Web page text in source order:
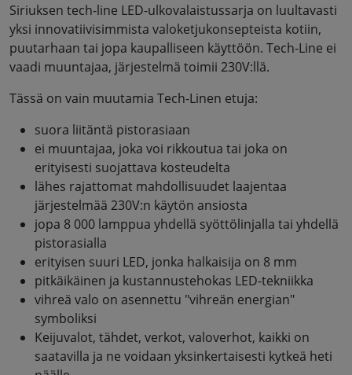
Siriuksen tech-line LED-ulkovalaistussarja on luultavasti
yksi innovatiivisimmista valoketjukonsepteista kotiin,
puutarhaan tai jopa kaupalliseen käyttöön. Tech-Line ei
vaadi muuntajaa, järjestelmä toimii 230V:llä.
Tässä on vain muutamia Tech-Linen etuja:
suora liitäntä pistorasiaan
ei muuntajaa, joka voi rikkoutua tai joka on
erityisesti suojattava kosteudelta
lähes rajattomat mahdollisuudet laajentaa
järjestelmää 230V:n käytön ansiosta
jopa 8 000 lamppua yhdellä syöttölinjalla tai yhdellä
pistorasialla
erityisen suuri LED, jonka halkaisija on 8 mm
pitkäikäinen ja kustannustehokas LED-tekniikka
vihreä valo on asennettu "vihreän energian"
symboliksi
Keijuvalot, tähdet, verkot, valoverhot, kaikki on
saatavilla ja ne voidaan yksinkertaisesti kytkeä heti